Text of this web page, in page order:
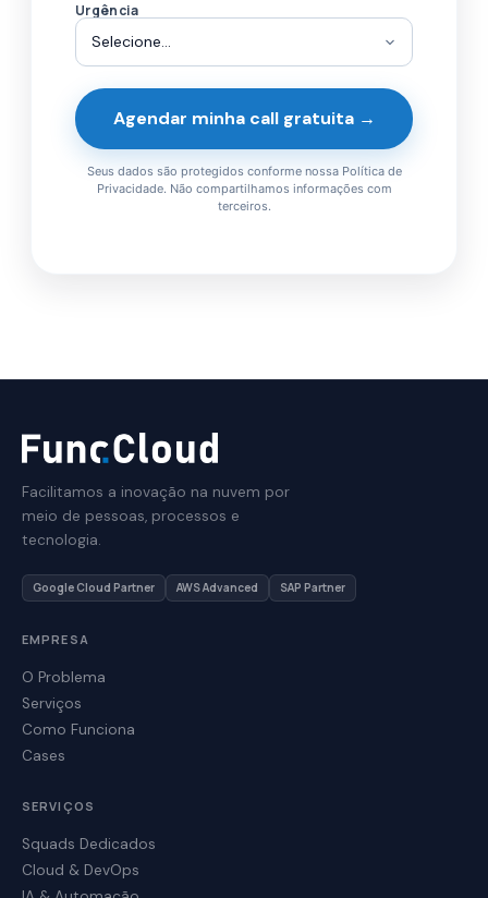
Urgência
Agendar minha call gratuita →
Seus dados são protegidos conforme nossa Política de
Privacidade. Não compartilhamos informações com
terceiros.
Facilitamos a inovação na nuvem por
meio de pessoas, processos e
tecnologia.
Google Cloud Partner AWS Advanced SAP Partner
EMPRESA
O Problema
Serviços
Como Funciona
Cases
SERVIÇOS
Squads Dedicados
Cloud & DevOps